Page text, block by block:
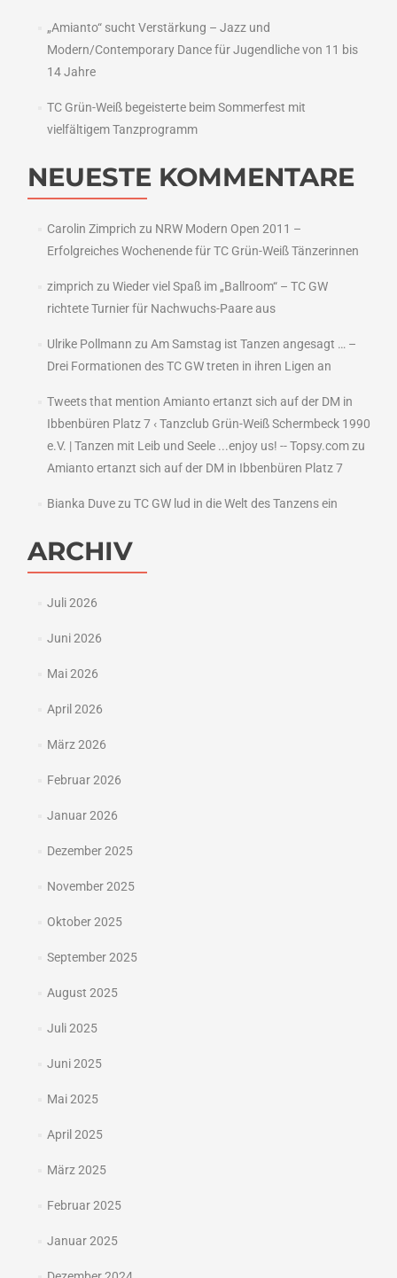
„Amianto“ sucht Verstärkung – Jazz und
Modern/Contemporary Dance für Jugendliche von 11 bis
14 Jahre
TC Grün-Weiß begeisterte beim Sommerfest mit
vielfältigem Tanzprogramm
NEUESTE KOMMENTARE
Carolin Zimprich zu NRW Modern Open 2011 –
Erfolgreiches Wochenende für TC Grün-Weiß Tänzerinnen
zimprich zu Wieder viel Spaß im „Ballroom“ – TC GW
richtete Turnier für Nachwuchs-Paare aus
Ulrike Pollmann zu Am Samstag ist Tanzen angesagt … –
Drei Formationen des TC GW treten in ihren Ligen an
Tweets that mention Amianto ertanzt sich auf der DM in
Ibbenbüren Platz 7 ‹ Tanzclub Grün-Weiß Schermbeck 1990
e.V. | Tanzen mit Leib und Seele ...enjoy us! -- Topsy.comzu
Amianto ertanzt sich auf der DM in Ibbenbüren Platz 7
Bianka Duvezu TC GW lud in die Welt des Tanzens ein
ARCHIV
Juli 2026
Juni 2026
Mai 2026
April 2026
März 2026
Februar 2026
Januar 2026
Dezember 2025
November 2025
Oktober 2025
September 2025
August 2025
Juli 2025
Juni 2025
Mai 2025
April 2025
März 2025
Februar 2025
Januar 2025